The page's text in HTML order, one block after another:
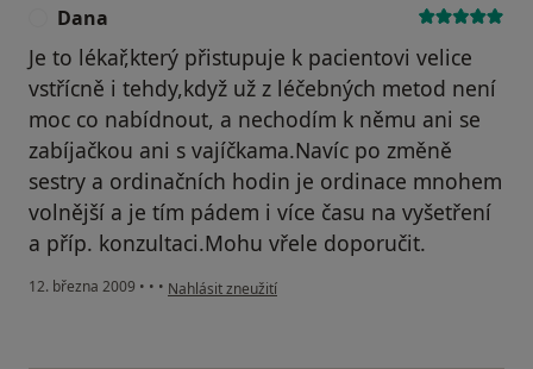
Dana
Je to lékař,který přistupuje k pacientovi velice
vstřícně i tehdy,když už z léčebných metod není
moc co nabídnout, a nechodím k němu ani se
zabíjačkou ani s vajíčkama.Navíc po změně
sestry a ordinačních hodin je ordinace mnohem
volnější a je tím pádem i více času na vyšetření
a příp. konzultaci.Mohu vřele doporučit.
12. března 2009 • • • podle názoru uživatele Dana
Nahlásit zneužití